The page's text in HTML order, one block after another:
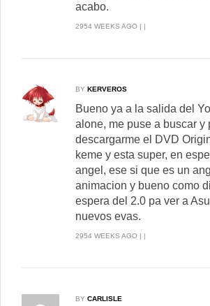
acabo.
2954 WEEKS AGO | |
BY KERVEROS
Bueno ya a la salida del
alone, me puse a buscar y
descargarme el DVD
keme y esta super, en
angel, ese si que es un
animacion y bueno como
espera del 2.0 pa ver a
nuevos evas.
2954 WEEKS AGO | |
BY CARLISLE